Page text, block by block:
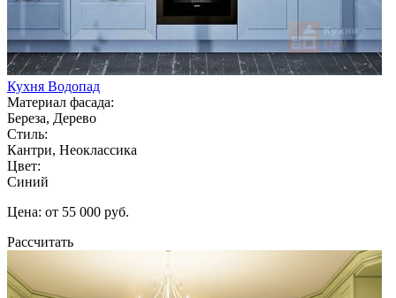
Кухня Водопад
Материал фасада:
Береза, Дерево
Стиль:
Кантри, Неоклассика
Цвет:
Синий
Цена: от 55 000 руб.
Рассчитать